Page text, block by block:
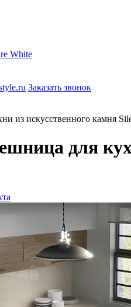
White
Заказать звонок
из искусственного камня
для